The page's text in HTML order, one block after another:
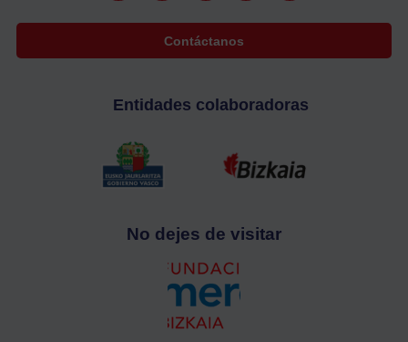
Contáctanos
Entidades colaboradoras
No dejes de visitar